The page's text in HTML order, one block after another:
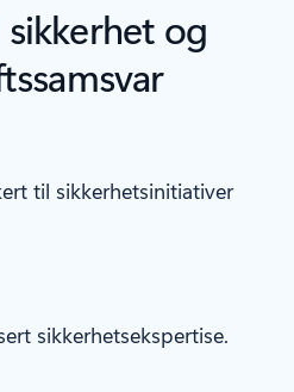
og
til sikkerhetsinitiativer
sikkerhetsekspertise.